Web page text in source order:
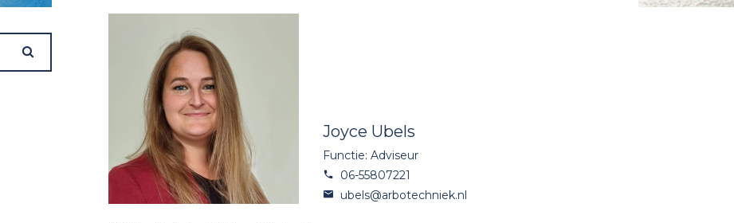
Joyce Ubels
Functie: Adviseur
06-55807221
ubels@arbotechniek.nl